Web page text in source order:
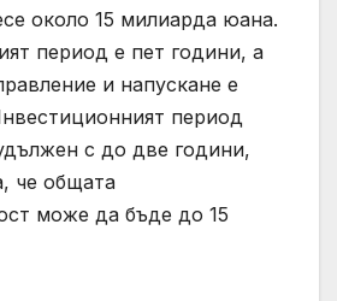
около 15 милиарда юана.
период е пет години, а
и напускане е
период
с до две години,
че общата
може да бъде до 15